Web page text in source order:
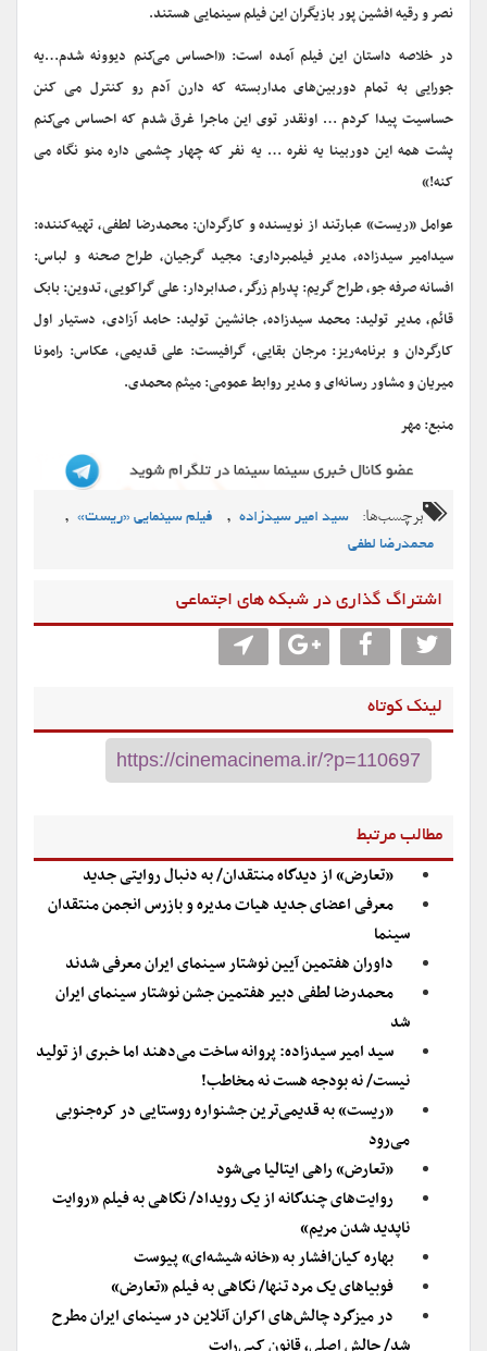
نصر و رقیه افشین پور بازیگران این فیلم سینمایی هستند.
در خلاصه داستان این فیلم آمده است: «احساس می‌کنم دیوونه شدم…یه
جورایی به تمام دوربین‌های مداربسته که دارن آدم رو کنترل می کنن
حساسیت پیدا کردم … اونقدر توی این ماجرا غرق شدم که احساس می‌کنم
پشت همه این دوربینا یه نفره … یه نفر که چهار چشمی داره منو نگاه می
کنه!»
عوامل «ریست» عبارتند از نویسنده و کارگردان: محمدرضا لطفی، تهیه‌کننده:
سیدامیر سیدزاده، مدیر فیلمبرداری: مجید گرجیان، طراح صحنه و لباس:
افسانه صرفه جو، طراح گریم: پدرام زرگر، صدابردار: علی گراکویی، تدوین: بابک
قائم، مدیر تولید: محمد سیدزاده، جانشین تولید: حامد آزادی، دستیار اول
کارگردان و برنامه‌ریز: مرجان بقایی، گرافیست: علی قدیمی، عکاس: رامونا
میریان و مشاور رسانه‌ای و مدیر روابط عمومی: میثم محمدی.
منبع: مهر
برچسب‌ها: سید امیر سیدزاده , فیلم سینمایی «ریست» ,
محمدرضا لطفی
اشتراگ گذاری در شبکه های اجتماعی
لینک کوتاه
مطالب مرتبط
«تعارض» از دیدگاه منتقدان/ به دنبال روایتی جدید
معرفی اعضای جدید هیات مدیره و بازرس انجمن منتقدان
سینما
داوران هفتمین آیین نوشتار سینمای ایران معرفی شدند
محمدرضا لطفی دبیر هفتمین جشن نوشتار سینمای ایران
شد
سید امیر سیدزاده: پروانه ساخت می‌دهند اما خبری از تولید
نیست/ نه بودجه هست نه مخاطب!
«ریست» به قدیمی‌ترین جشنواره روستایی در کره‌جنوبی
می‌رود
«تعارض» راهی ایتالیا می‌شود
روایت‌های چندگانه از یک رویداد/ نگاهی به فیلم «روایت
ناپدید شدن مریم»
بهاره کیان‌افشار به «خانه شیشه‌ای» پیوست
فوبیاهای یک مرد تنها/ نگاهی به فیلم «تعارض»
در میزگرد چالش‌های اکران آنلاین در سینمای ایران مطرح